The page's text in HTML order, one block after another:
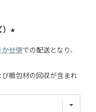
かせ便での配送となり、
梱包材の回収が含まれ